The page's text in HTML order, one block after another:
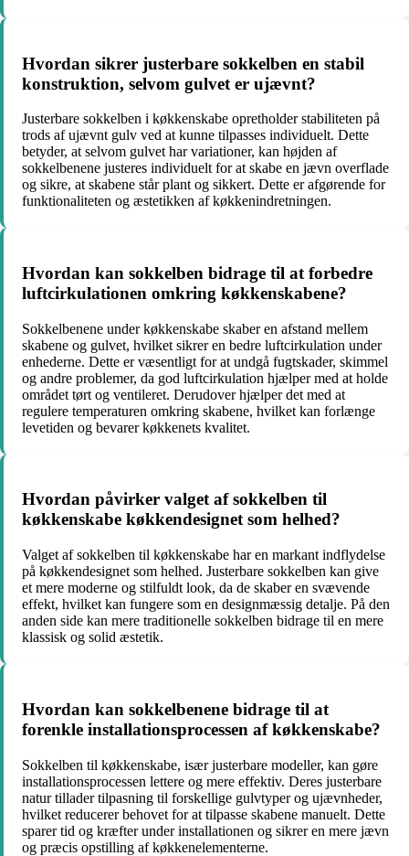
Hvordan sikrer justerbare sokkelben en stabil
konstruktion, selvom gulvet er ujævnt?
Justerbare sokkelben i køkkenskabe opretholder stabiliteten på
trods af ujævnt gulv ved at kunne tilpasses individuelt. Dette
betyder, at selvom gulvet har variationer, kan højden af
sokkelbenene justeres individuelt for at skabe en jævn overflade
og sikre, at skabene står plant og sikkert. Dette er afgørende for
funktionaliteten og æstetikken af køkkenindretningen.
Hvordan kan sokkelben bidrage til at forbedre
luftcirkulationen omkring køkkenskabene?
Sokkelbenene under køkkenskabe skaber en afstand mellem
skabene og gulvet, hvilket sikrer en bedre luftcirkulation under
enhederne. Dette er væsentligt for at undgå fugtskader, skimmel
og andre problemer, da god luftcirkulation hjælper med at holde
området tørt og ventileret. Derudover hjælper det med at
regulere temperaturen omkring skabene, hvilket kan forlænge
levetiden og bevarer køkkenets kvalitet.
Hvordan påvirker valget af sokkelben til
køkkenskabe køkkendesignet som helhed?
Valget af sokkelben til køkkenskabe har en markant indflydelse
på køkkendesignet som helhed. Justerbare sokkelben kan give
et mere moderne og stilfuldt look, da de skaber en svævende
effekt, hvilket kan fungere som en designmæssig detalje. På den
anden side kan mere traditionelle sokkelben bidrage til en mere
klassisk og solid æstetik.
Hvordan kan sokkelbenene bidrage til at
forenkle installationsprocessen af køkkenskabe?
Sokkelben til køkkenskabe, især justerbare modeller, kan gøre
installationsprocessen lettere og mere effektiv. Deres justerbare
natur tillader tilpasning til forskellige gulvtyper og ujævnheder,
hvilket reducerer behovet for at tilpasse skabene manuelt. Dette
sparer tid og kræfter under installationen og sikrer en mere jævn
og præcis opstilling af køkkenelementerne.